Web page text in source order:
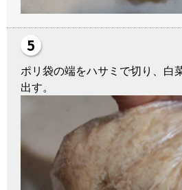
ポリ袋の端をハサミで切り、白
出す。